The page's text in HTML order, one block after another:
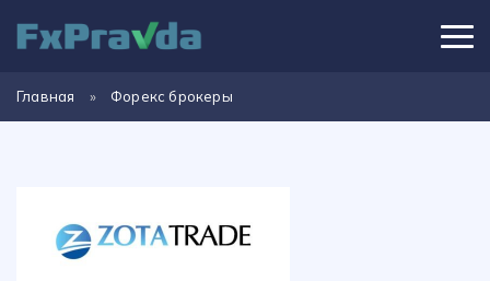
Главная » Форекс брокеры